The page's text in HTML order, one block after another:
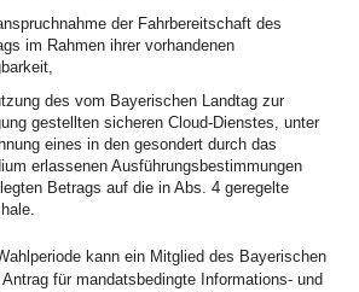
der Fahrbereitschaft des
im Rahmen ihrer vorhandenen
des vom Bayerischen Landtag zur
gestellten sicheren Cloud-Dienstes, unter
eines in den gesondert durch das
erlassenen Ausführungsbestimmungen
Betrags auf die in Abs. 4 geregelte
kann ein Mitglied des Bayerischen
für mandatsbedingte Informations- und